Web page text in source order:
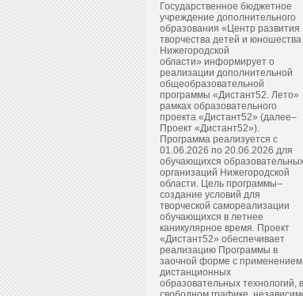
Государственное бюджетное
учреждение дополнительного
образования «Центр развития
творчества детей и юношества
Нижегородской
области» информирует о
реализации дополнительной
общеобразовательной
программы «Дистант52. Лето»
рамках образовательного
проекта «Дистант52» (далее–
Проект «Дистант52»).
Программа реализуется с
01.06.2026 по 20.06.2026 для
обучающихся
организаций Нижегородской
области. Цель программы–
создание условий для
творческой самореализации
обучающихся в летнее
каникулярное время. Проект
«Дистант52» обеспечивает
реализацию Программы в
заочной форме с применением
дистанционных
образовательных технологий, в